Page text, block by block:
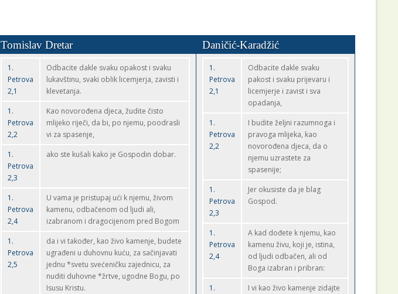
Tomislav Dretar Daničić-Karadžić
1.
Petrova
2,1
Odbacite dakle svaku opakost i svaku
lukavštinu, svaki oblik licemjerja, zavisti i
klevetanja.
1.
Petrova
2,2
Kao novorođena djeca, žudite čisto
mlijeko riječi, da bi, po njemu, poodrasli
vi za spasenje,
1.
Petrova
2,3
ako ste kušali kako je Gospodin dobar.
1.
Petrova
2,4
U vama je pristupaj ući k njemu, živom
kamenu, odbačenom od ljudi ali,
izabranom i dragocijenom pred Bogom
1.
Petrova
2,5
da i vi također, kao živo kamenje, budete
ugrađeni u duhovnu kuću, za sačinjavati
jednu *svetu svećeničku zajednicu, za
nuditi duhovne *žrtve, ugodne Bogu, po
Isusu Kristu.
1.
Petrova
2,1
Odbacite dakle svaku
pakost i svaku prijevaru i
licemjerje i zavist i sva
opadanja,
1.
Petrova
2,2
I budite željni razumnoga i
pravoga mlijeka, kao
novorođena djeca, da o
njemu uzrastete za
spasenije;
1.
Petrova
2,3
Jer okusiste da je blag
Gospod.
1.
Petrova
2,4
A kad dođete k njemu, kao
kamenu živu, koji je, istina,
od ljudi odbačen, ali od
Boga izabran i pribran:
1.
I vi kao živo kamenje zidajte